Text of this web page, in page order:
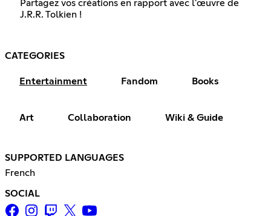
Partagez vos créations en rapport avec l'œuvre de
J.R.R. Tolkien !
CATEGORIES
Entertainment Fandom Books
Art Collaboration Wiki & Guide
SUPPORTED LANGUAGES
French
SOCIAL